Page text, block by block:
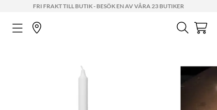
FRI FRAKT TILL BUTIK - BESÖK EN AV VÅRA 23 BUTIKER